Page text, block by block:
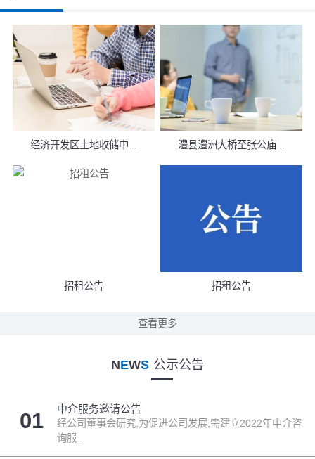
经济开发区土地收储中... 澧县澧洲大桥至张公庙...
招租公告 招租公告
查看更多
NEWS 公示公告
01 中介服务邀请公告
经公司董事会研究,为促进公司发展,需建立2022年中介咨
询服...